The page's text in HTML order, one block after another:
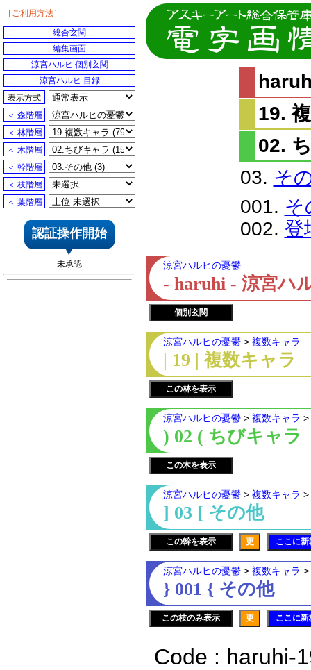
19.
02.
03. そ
001. そ
002. 登
涼宮ハルヒの憂鬱
- haruhi - 涼宮ハ
個別玄関
涼宮ハルヒの憂鬱 > 複数キャラ
| 19 | 複数キャラ
この林を表示
涼宮ハルヒの憂鬱 > 複数キャラ >
) 02 ( ちびキャラ
この木を表示
涼宮ハルヒの憂鬱 > 複数キャラ >
] 03 [ その他
この幹を表示 更 ここに
涼宮ハルヒの憂鬱 > 複数キャラ >
} 001 { その他
この枝のみ表示 更 ここに
Code : haruhi-
［ご利用方法］
総合玄関
編集画面
涼宮ハルヒ 個別玄関
涼宮ハルヒ 目録
表示方式
＜ 森階層
＜ 林階層
＜ 木階層
＜ 幹階層
＜ 枝階層
＜ 葉階層
認証操作開始
未承認